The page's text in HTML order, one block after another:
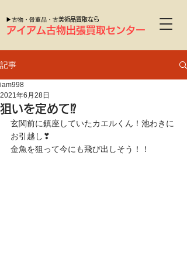
アイアム古物出張買取センター
▶古物・骨董品・古美術品買取なら
記事
狙いを定めて⁉
iam998
2021年6月28日
玄関前に鎮座していたカエルくん！池わきに
お引越し❣
金魚を狙って今にも飛び出しそう！！